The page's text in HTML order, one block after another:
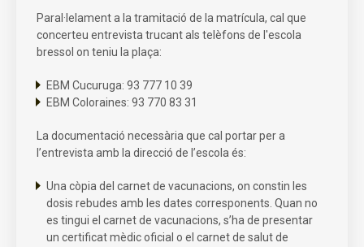
Paral·lelament a la tramitació de la matrícula, cal que
concerteu entrevista trucant als telèfons de l'escola
bressol on teniu la plaça:
EBM Cucuruga: 93 777 10 39
EBM Coloraines: 93 770 83 31
La documentació necessària que cal portar per a
l’entrevista amb la direcció de l’escola és:
Una còpia del carnet de vacunacions, on constin les
dosis rebudes amb les dates corresponents. Quan no
es tingui el carnet de vacunacions, s’ha de presentar
un certificat mèdic oficial o el carnet de salut de